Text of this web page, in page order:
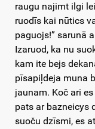
raugu najimt ilgi
ruodīs kai nūtics
paguojs!” sarunā
Izaruod, ka nu
kam ite bejs
pīsapiļdeja muna
jaunam. Koč ari
pats ar bazneicys
suoču dzīsmi, es